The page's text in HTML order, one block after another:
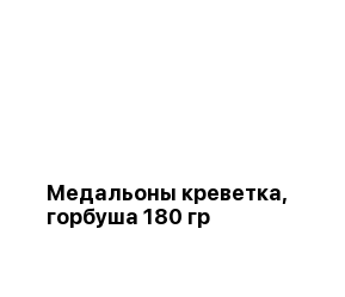
Медальоны креветка,
горбуша 180 гр